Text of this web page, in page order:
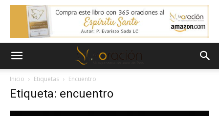
Inicio Etiquetas Encuentro
Etiqueta: encuentro